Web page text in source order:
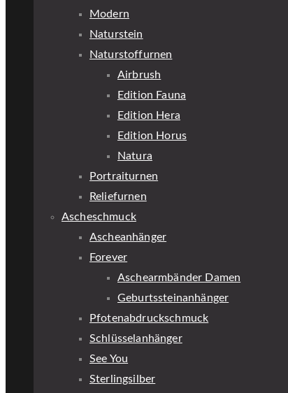
Modern
Naturstein
Naturstoffurnen
Airbrush
Edition Fauna
Edition Hera
Edition Horus
Natura
Portraiturnen
Reliefurnen
Ascheschmuck
Ascheanhänger
Forever
Aschearmbänder Damen
Geburtssteinanhänger
Pfotenabdruckschmuck
Schlüsselanhänger
See You
Sterlingsilber